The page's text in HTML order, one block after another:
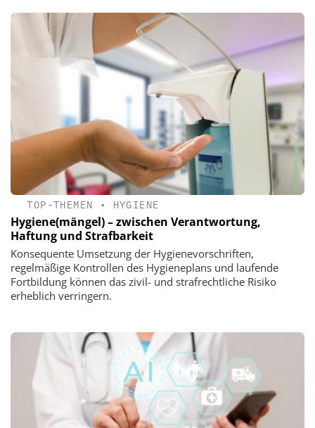
TOP-THEMEN • HYGIENE
Hygiene(mängel) – zwischen Verantwortung,
Haftung und Strafbarkeit
Konsequente Umsetzung der Hygienevorschriften,
regelmäßige Kontrollen des Hygieneplans und laufende
Fortbildung können das zivil- und strafrechtliche Risiko
erheblich verringern.